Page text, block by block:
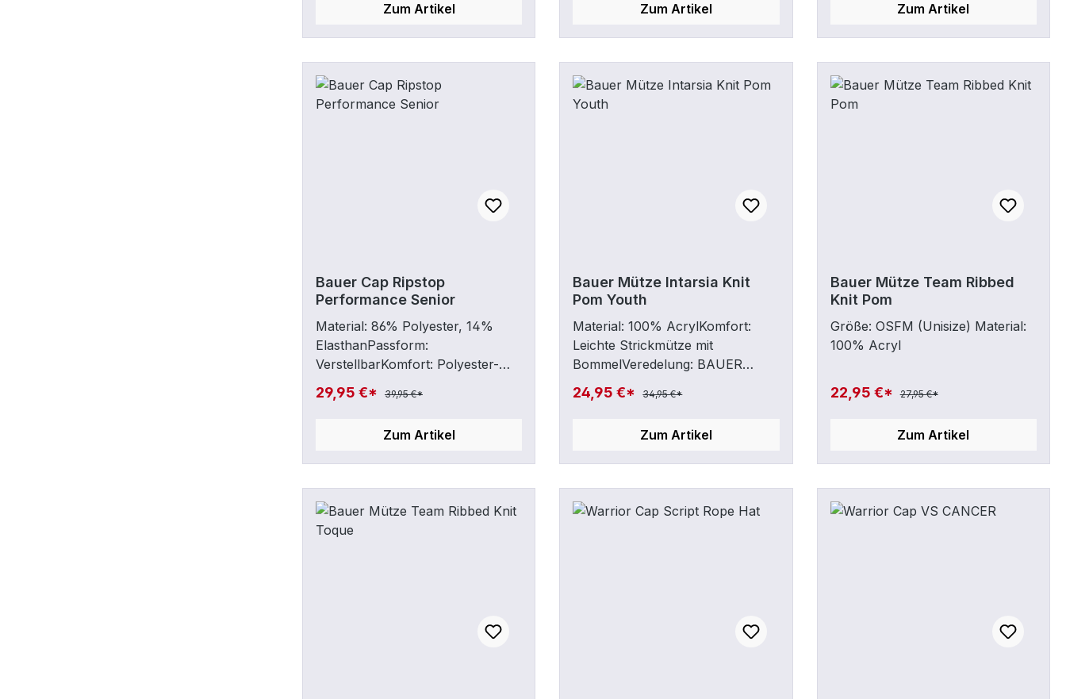
Zum Artikel Zum Artikel Zum Artikel
Bauer Cap Ripstop
Performance Senior
Material: 86% Polyester, 14%
ElasthanPassform:
VerstellbarKomfort: Polyester-
Ripstop-Gewebe; Spansnap™-
Stretchverschluss für perfekte
Silikonaufnäher auf der
29,95 €* 39,95 €*
Zum Artikel
Bauer Mütze Intarsia Knit
Pom Youth
Material: 100% AcrylKomfort:
Leichte Strickmütze mit
BommelVeredelung: BAUER
Schriftzug vorneGRÖßE: YOUTH
(Kinder)
24,95 €* 34,95 €*
Zum Artikel
Bauer Mütze Team Ribbed
Knit Pom
Größe: OSFM (Unisize) Material:
100% Acryl
22,95 €* 27,95 €*
Zum Artikel